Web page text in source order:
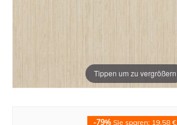
Tippen um zu vergrößern
-79% Sie sparen: 19,58 €